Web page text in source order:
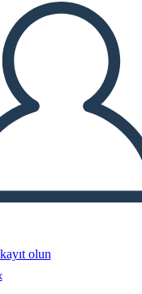
olun
OLUŞTUR
OKU